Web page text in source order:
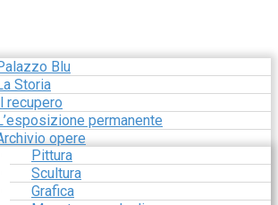
Blu
Storia
recupero
permanente
opere
Pittura
Scultura
Grafica